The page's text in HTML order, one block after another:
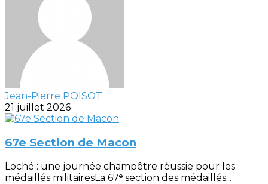
Jean-Pierre POISOT
21 juillet 2026
67e Section de Macon
Loché : une journée champêtre réussie pour les
médaillés militairesLa 67ᵉ section des médaillés...